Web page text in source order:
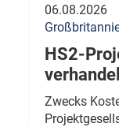
06.08.2026
HS2-
Zwecks